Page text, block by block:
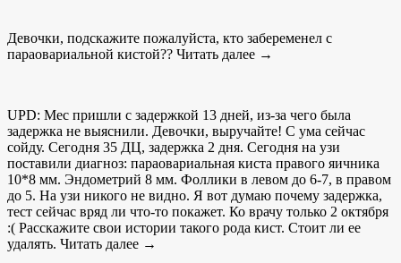
Девочки, подскажите пожалуйста, кто забеременел с
параовариальной кистой?? Читать далее →
UPD: Мес пришли с задержкой 13 дней, из-за чего была
задержка не выяснили. Девочки, выручайте! С ума сейчас
сойду. Сегодня 35 ДЦ, задержка 2 дня. Сегодня на узи
поставили диагноз: параовариальная киста правого яичника
10*8 мм. Эндометрий 8 мм. Фоллики в левом до 6-7, в правом
до 5. На узи никого не видно. Я вот думаю почему задержка,
тест сейчас вряд ли что-то покажет. Ко врачу только 2 октября
:( Расскажите свои истории такого рода кист. Стоит ли ее
удалять. Читать далее →